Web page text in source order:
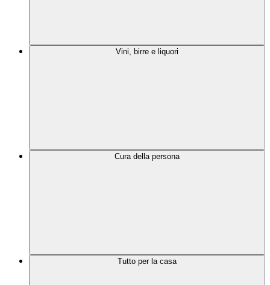
Vini, birre e liquori
Cura della persona
Tutto per la casa